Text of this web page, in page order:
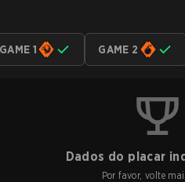
GAME 1 GAME 2
Dados do placar
Por favor, volte